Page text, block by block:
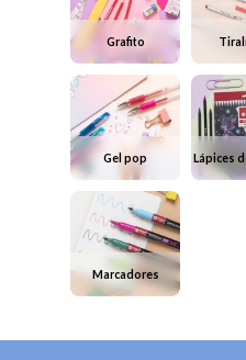
Grafito
Gel pop Lápices
Marcadores